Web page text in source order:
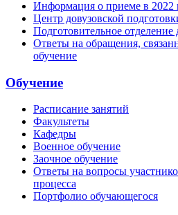
Информация о приеме в 2022
Центр довузовской
Подготовительное
Ответы на обращения,
обучение
Обучение
Расписание занятий
Факультеты
Кафедры
Военное обучение
Заочное обучение
Ответы на вопросы
процесса
Портфолио обучающегося